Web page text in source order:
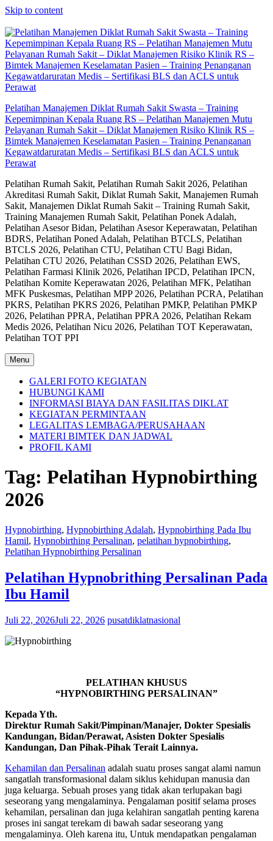
Skip to content
Pelatihan Manajemen Diklat Rumah Sakit Swasta – Training
Kepemimpinan Kepala Ruang RS – Pelatihan Manajemen Mutu
Pelayanan Rumah Sakit – Diklat Manajemen Risiko Klinik RS –
Bimtek Manajemen Keselamatan Pasien – Training Penanganan
Kegawatdaruratan Medis – Sertifikasi BLS dan ACLS untuk
Perawat
Pelatihan Rumah Sakit, Pelatihan Rumah Sakit 2026, Pelatihan
Akreditasi Rumah Sakit, Diklat Rumah Sakit, Manajemen Rumah
Sakit, Manajemen Diklat Rumah Sakit – Training Rumah Sakit,
Training Manajemen Rumah Sakit, Pelatihan Ponek Adalah,
Pelatihan Asesor Bidan, Pelatihan Asesor Keperawatan, Pelatihan
BDRS, Pelatihan Poned Adalah, Pelatihan BTCLS, Pelatihan
BTCLS 2026, Pelatihan CTU, Pelatihan CTU Bagi Bidan,
Pelatihan CTU 2026, Pelatihan CSSD 2026, Pelatihan EWS,
Pelatihan Farmasi Klinik 2026, Pelatihan IPCD, Pelatihan IPCN,
Pelatihan Komite Keperawatan 2026, Pelatihan MFK, Pelatihan
MFK Puskesmas, Pelatihan MPP 2026, Pelatihan PCRA, Pelatihan
PKRS, Pelatihan PKRS 2026, Pelatihan PMKP, Pelatihan PMKP
2026, Pelatihan PPRA, Pelatihan PPRA 2026, Pelatihan Rekam
Medis 2026, Pelatihan Nicu 2026, Pelatihan TOT Keperawatan,
Pelatihan TOT PPI
Menu
GALERI FOTO KEGIATAN
HUBUNGI KAMI
INFORMASI BIAYA DAN FASILITAS DIKLAT
KEGIATAN PERMINTAAN
LEGALITAS LEMBAGA/PERUSAHAAN
MATERI BIMTEK DAN JADWAL
PROFIL KAMI
Tag: Pelatihan Hypnobirthing
2026
Hypnobirthing, Hypnobirthing Adalah, Hypnobirthing Pada Ibu
Hamil, Hypnobirthing Persalinan, pelatihan hypnobirthing,
Pelatihan Hypnobirthing Persalinan
Pelatihan Hypnobrithing Persalinan Pada
Ibu Hamil
Juli 22, 2026Juli 22, 2026 pusatdiklatnasional
PELATIHAN KHUSUS
“HYPNOBIRTHING PERSALINAN”
Kepada Yth.
Direktur Rumah Sakit/Pimpinan/Manajer, Dokter Spesialis
Kandungan, Bidan/Perawat, Asisten Dokter Spesialis
Kandungan, Dan Pihak-Pihak Terait Lainnya.
Kehamilan dan Persalinan adalah suatu proses sangat alami namun
sangatlah transformasional dalam siklus kehidupan manusia dan
juga keluarga. Sebuah proses yang tidak akan terlupakan bagi
seseorang yang mengalaminya. Pengalaman positif selama proses
kehamilan, persalinan dan juga kelahiran sangatlah penting karena
proses ini sangat terekam di bawah sadar seseorang yang
mengalaminya. Oleh karena itu, Untuk mendapatkan pengalaman